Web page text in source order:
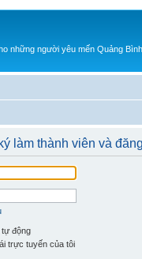
những người yêu mến Quảng Bình
làm thành viên và
động
trực tuyến của tôi